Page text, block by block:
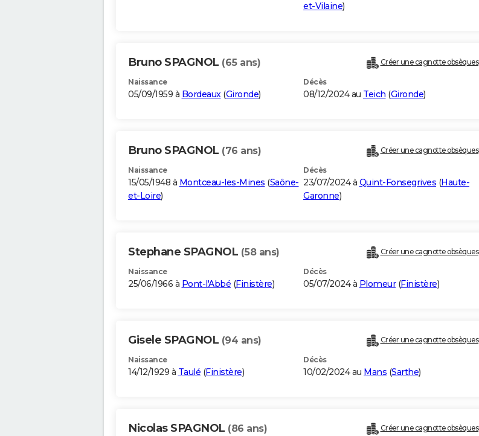
et-Vilaine)
Bruno SPAGNOL (65 ans) Créer une cagnotte obsèques
Naissance
05/09/1959 à Bordeaux(Gironde)
Décès
08/12/2024 au Teich (Gironde)
Bruno SPAGNOL (76 ans) Créer une cagnotte obsèques
Naissance
15/05/1948 à Montceau-les-Mines (Saône-
et-Loire)
Décès
23/07/2024 à Quint-Fonsegrives (Haute-
Garonne)
Stephane SPAGNOL (58 ans) Créer une cagnotte obsèques
Naissance
25/06/1966 à Pont-l'Abbé (Finistère)
Décès
05/07/2024 à Plomeur(Finistère)
Gisele SPAGNOL (94 ans) Créer une cagnotte obsèques
Naissance
14/12/1929 à Taulé (Finistère)
Décès
10/02/2024 au Mans (Sarthe)
Nicolas SPAGNOL (86 ans) Créer une cagnotte obsèques